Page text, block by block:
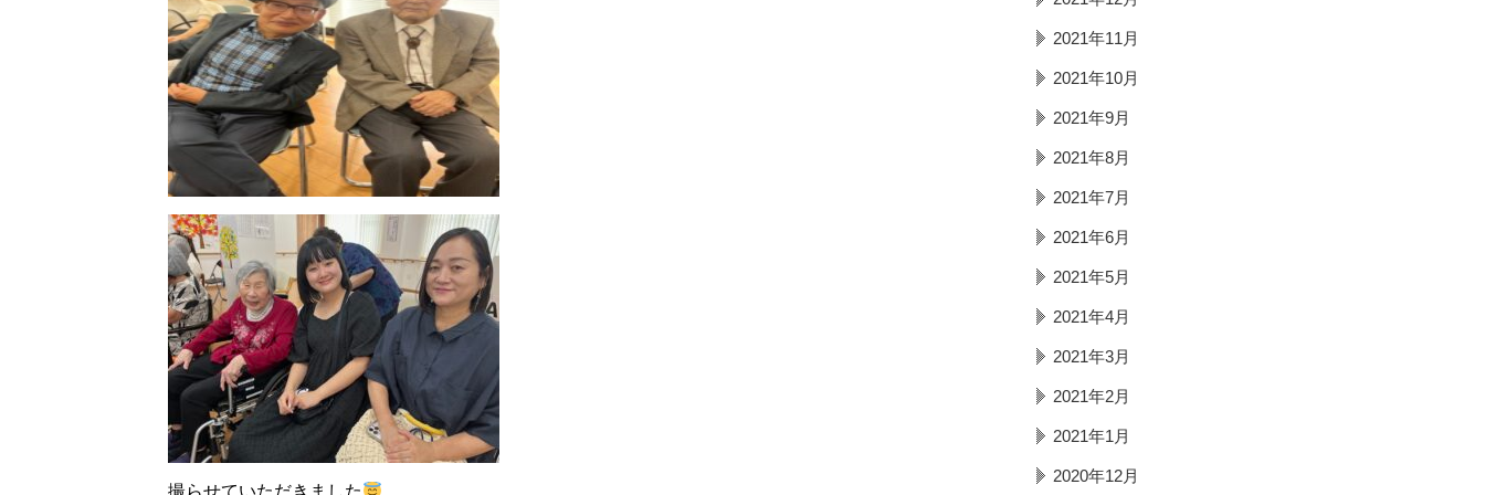
撮らせていただきました
2021年11月
2021年10月
2021年9月
2021年8月
2021年7月
2021年6月
2021年5月
2021年4月
2021年3月
2021年2月
2021年1月
2020年12月